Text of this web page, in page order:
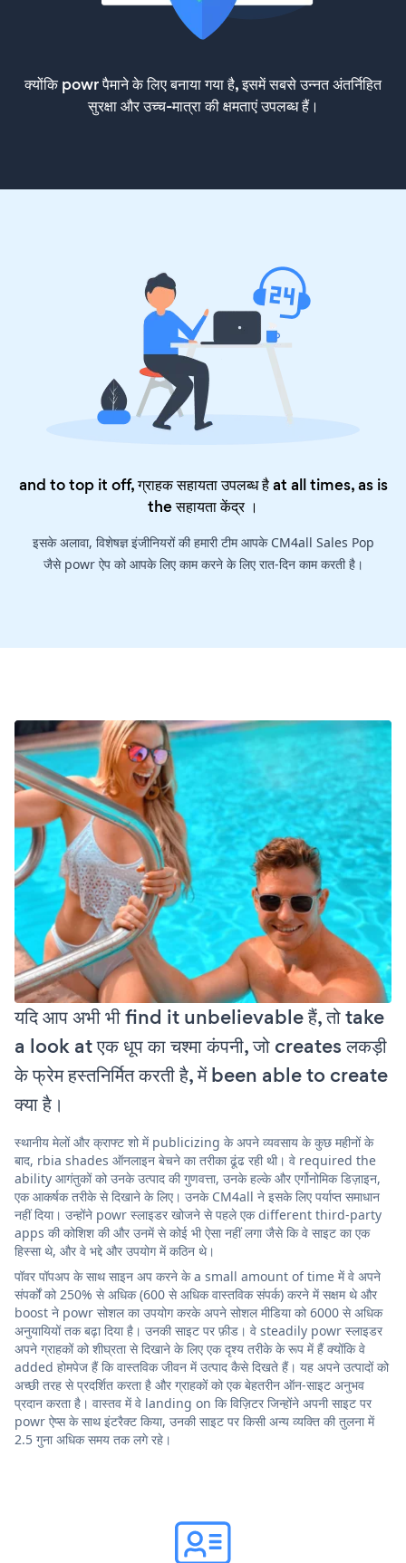
क्योंकि powr पैमाने के लिए बनाया गया है, इसमें सबसे उन्नत अंतर्निहित
सुरक्षा और उच्च-मात्रा की क्षमताएं उपलब्ध हैं।
and to top it off, ग्राहक सहायता उपलब्ध है at all times, as is
theसहायता केंद्र।
इसके अलावा, विशेषज्ञ इंजीनियरों की हमारी टीम आपके CM4all Sales Pop
जैसे powr ऐप को आपके लिए काम करने के लिए रात-दिन काम करती है।
यदि आप अभी भी find it unbelievable हैं, तो take
a look at एक धूप का चश्मा कंपनी, जो creates लकड़ी
के फ्रेम हस्तनिर्मित करती है, में been able to create
क्या है।
स्थानीय मेलों और क्राफ्ट शो में publicizing के अपने व्यवसाय के कुछ महीनों के
बाद, rbia shades ऑनलाइन बेचने का तरीका ढूंढ रही थी। वे required the
ability आगंतुकों को उनके उत्पाद की गुणवत्ता, उनके हल्के और एर्गोनोमिक डिज़ाइन,
एक आकर्षक तरीके से दिखाने के लिए। उनके CM4all ने इसके लिए पर्याप्त समाधान
नहीं दिया। उन्होंने powr स्लाइडर खोजने से पहले एक different third-party
apps की कोशिश की और उनमें से कोई भी ऐसा नहीं लगा जैसे कि वे साइट का एक
हिस्सा थे, और वे भद्दे और उपयोग में कठिन थे।
पॉवर पॉपअप के साथ साइन अप करने के a small amount of time में वे अपने
संपर्कों को 250% से अधिक (600 से अधिक वास्तविक संपर्क) करने में सक्षम थे और
boost ने powr सोशल का उपयोग करके अपने सोशल मीडिया को 6000 से अधिक
अनुयायियों तक बढ़ा दिया है। उनकी साइट पर फ़ीड। वे steadily powr स्लाइडर
अपने ग्राहकों को शीघ्रता से दिखाने के लिए एक दृश्य तरीके के रूप में हैं क्योंकि वे
added होमपेज हैं कि वास्तविक जीवन में उत्पाद कैसे दिखते हैं। यह अपने उत्पादों को
अच्छी तरह से प्रदर्शित करता है और ग्राहकों को एक बेहतरीन ऑन-साइट अनुभव
प्रदान करता है। वास्तव में वे landing on कि विज़िटर जिन्होंने अपनी साइट पर
powr ऐप्स के साथ इंटरैक्ट किया, उनकी साइट पर किसी अन्य व्यक्ति की तुलना में
2.5 गुना अधिक समय तक लगे रहे।